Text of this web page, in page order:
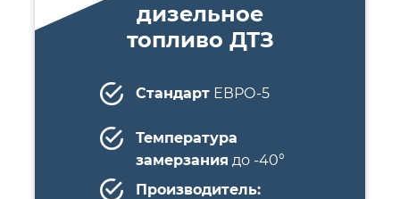
дизельное
топливо ДТЗ
СтандартЕВРО-5
Температура
замерзания до -40°
Производитель: